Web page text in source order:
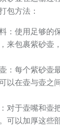
包方法：
：使用足够的
来包裹紫砂壶
：每个紫砂壶
以在壶与壶之
对于壶嘴和壶
可以加厚这些